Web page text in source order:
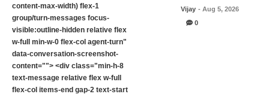
content-max-width) flex-1
group/turn-messages focus-
visible:outline-hidden relative flex
w-full min-w-0 flex-col agent-turn"
data-conversation-screenshot-
content=""> <div class="min-h-8
text-message relative flex w-full
flex-col items-end gap-2 text-start
Vijay - Aug 5, 2026
0